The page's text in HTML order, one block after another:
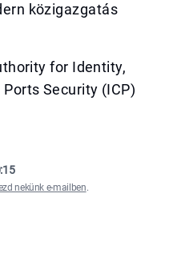
közigazgatás
for Identity,
Security (ICP)
nekünk e-mailben.